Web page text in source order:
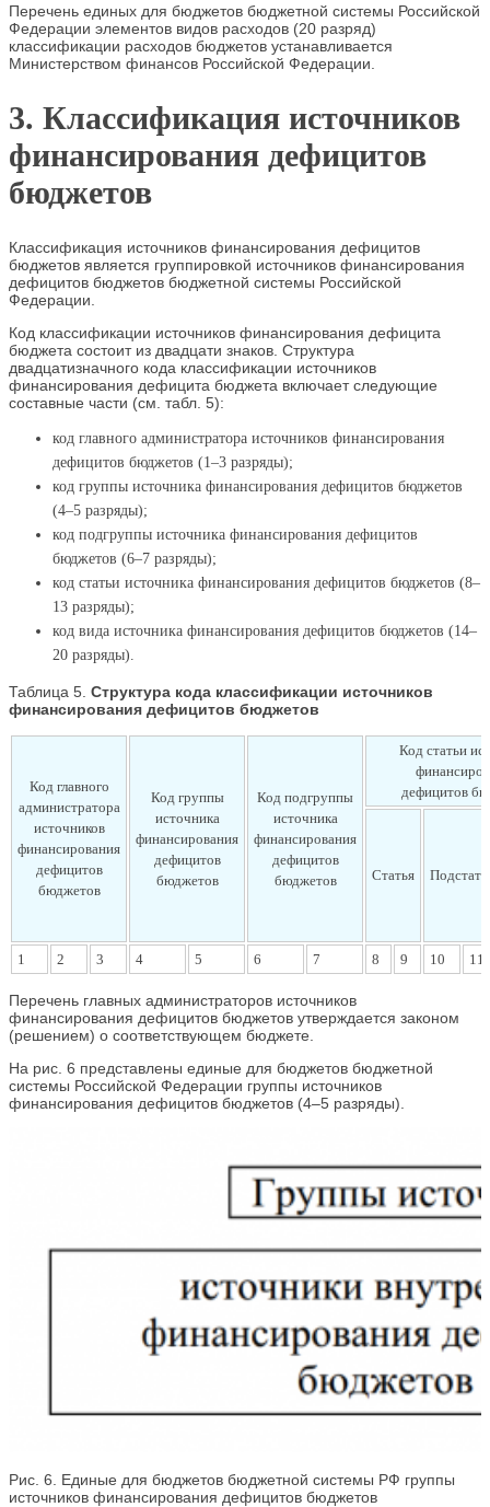
Перечень единых для бюджетов бюджетной системы Российской
Федерации элементов видов расходов (20 разряд)
классификации расходов бюджетов устанавливается
Министерством финансов Российской Федерации.
3. Классификация источников
финансирования дефицитов
бюджетов
Классификация источников финансирования дефицитов
бюджетов является группировкой источников финансирования
дефицитов бюджетов бюджетной системы Российской
Федерации.
Код классификации источников финансирования дефицита
бюджета состоит из двадцати знаков. Структура
двадцатизначного кода классификации источников
финансирования дефицита бюджета включает следующие
составные части (см. табл. 5):
код главного администратора источников финансирования
дефицитов бюджетов (1–3 разряды);
код группы источника финансирования дефицитов бюджетов
(4–5 разряды);
код подгруппы источника финансирования дефицитов
бюджетов (6–7 разряды);
код статьи источника финансирования дефицитов бюджетов (8–
13 разряды);
код вида источника финансирования дефицитов бюджетов (14–
20 разряды).
Таблица 5. Структура кода классификации источников
финансирования дефицитов бюджетов
Код главного
администратора
источников
финансирования
дефицитов
бюджетов
Код группы
источника
финансирования
дефицитов
бюджетов
Код подгруппы
источника
финансирования
дефицитов
бюджетов
Код статьи
дефицитов
Статья
1 2 3 4 5 6 7 8 9 10 11
Перечень главных администраторов источников
финансирования дефицитов бюджетов утверждается законом
(решением) о соответствующем бюджете.
На рис. 6 представлены единые для бюджетов бюджетной
системы Российской Федерации группы источников
финансирования дефицитов бюджетов (4–5 разряды).
Рис. 6. Единые для бюджетов бюджетной системы РФ группы
источников финансирования дефицитов бюджетов